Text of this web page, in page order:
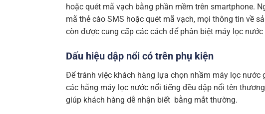
hoặc quét mã vạch bằng phần mềm trên smartphone.
mã thẻ cào SMS hoặc quét mã vạch, mọi thông tin về
còn được cung cấp các cách để phân biệt máy lọc
Dấu hiệu dập nổi có trên phụ kiện
Để tránh việc khách hàng lựa chọn nhầm máy lọc
các hãng máy lọc nước nổi tiếng đều dập nổi tên
giúp khách hàng dễ nhận biết bằng mắt thường.